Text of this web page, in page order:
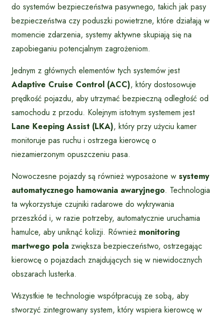
do systemów bezpieczeństwa pasywnego, takich jak pasy
bezpieczeństwa czy poduszki powietrzne, które działają w
momencie zdarzenia, systemy aktywne skupiają się na
zapobieganiu potencjalnym zagrożeniom.
Jednym z głównych elementów tych systemów jest
Adaptive Cruise Control (ACC), który dostosowuje
prędkość pojazdu, aby utrzymać bezpieczną odległość od
samochodu z przodu. Kolejnym istotnym systemem jest
Lane Keeping Assist (LKA), który przy użyciu kamer
monitoruje pas ruchu i ostrzega kierowcę o
niezamierzonym opuszczeniu pasa.
Nowoczesne pojazdy są również wyposażone w systemy
automatycznego hamowania awaryjnego. Technologia
ta wykorzystuje czujniki radarowe do wykrywania
przeszkód i, w razie potrzeby, automatycznie uruchamia
hamulce, aby uniknąć kolizji. Również monitoring
martwego pola zwiększa bezpieczeństwo, ostrzegając
kierowcę o pojazdach znajdujących się w niewidocznych
obszarach lusterka.
Wszystkie te technologie współpracują ze sobą, aby
stworzyć zintegrowany system, który wspiera kierowcę w